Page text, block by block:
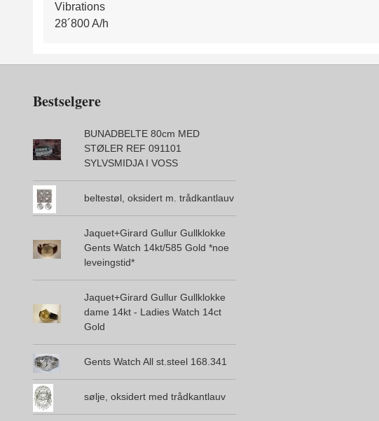
Vibrations
28´800 A/h
Bestselgere
BUNADBELTE 80cm MED
STØLER REF 091101
SYLVSMIDJA I VOSS
beltestøl, oksidert m. trådkantlauv
Jaquet+Girard Gullur Gullklokke
Gents Watch 14kt/585 Gold *noe
leveingstid*
Jaquet+Girard Gullur Gullklokke
dame 14kt - Ladies Watch 14ct
Gold
Gents Watch All st.steel 168.341
sølje, oksidert med trådkantlauv